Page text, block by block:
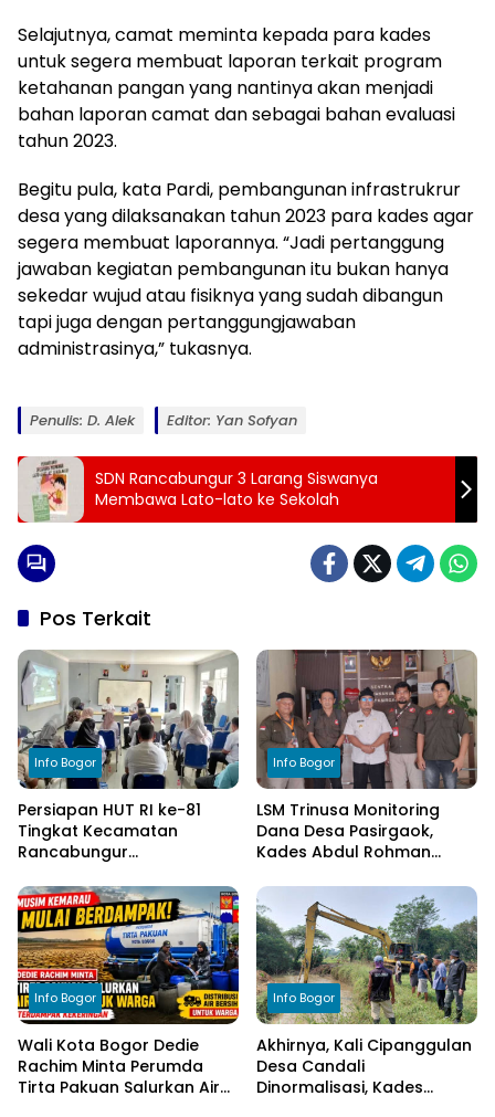
Selajutnya, camat meminta kepada para kades
untuk segera membuat laporan terkait program
ketahanan pangan yang nantinya akan menjadi
bahan laporan camat dan sebagai bahan evaluasi
tahun 2023.
Begitu pula, kata Pardi, pembangunan infrastrukrur
desa yang dilaksanakan tahun 2023 para kades agar
segera membuat laporannya. “Jadi pertanggung
jawaban kegiatan pembangunan itu bukan hanya
sekedar wujud atau fisiknya yang sudah dibangun
tapi juga dengan pertanggungjawaban
administrasinya,” tukasnya.
Penulis: D. Alek Editor: Yan Sofyan
SDN Rancabungur 3 Larang Siswanya
Membawa Lato-lato ke Sekolah
Pos Terkait
Info Bogor
Persiapan HUT RI ke-81
Tingkat Kecamatan
Rancabungur
Cimulang, Libatkan Seluruh
Elemen Masyarakat
Info Bogor
LSM Trinusa Monitoring
Dana Desa Pasirgaok,
Kades Abdul Rohman
Transparansi Pengelolaan
Anggaran
Info Bogor
Wali Kota Bogor Dedie
Rachim Minta Perumda
Tirta Pakuan Salurkan Air
Info Bogor
Akhirnya, Kali Cipanggulan
Desa Candali
Dinormalisasi, Kades